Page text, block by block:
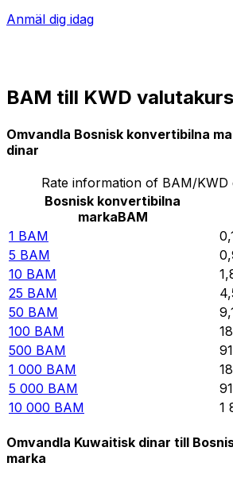
Anmäl dig idag
BAM till KWD
Omvandla Bosnisk konvertibilna
dinar
Rate information of BAM/
Bosnisk konvertibilna
markaBAM
1 BAM
5 BAM
10 BAM
25 BAM
50 BAM
100 BAM
500 BAM
1 000 BAM
5 000 BAM
10 000 BAM 1
Omvandla Kuwaitisk dinar till
marka